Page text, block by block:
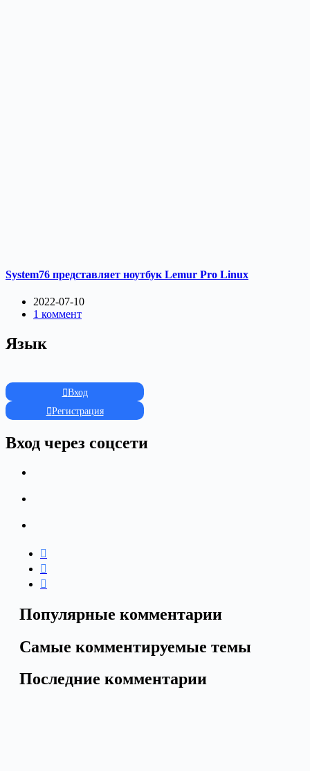
System76 представляет ноутбук Lemur Pro Linux
2022-07-10
1 коммент
Язык
Вход
Регистрация
Вход через соцсети
Популярные комментарии
Самые комментируемые темы
Последние комментарии